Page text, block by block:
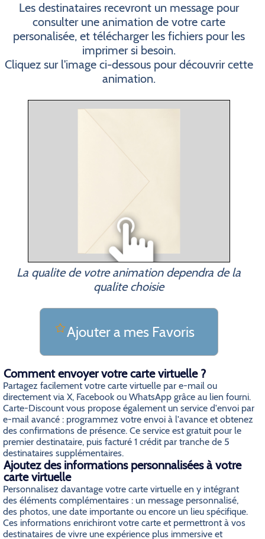
Les destinataires recevront un message pour
consulter une animation de votre carte
personalisée, et télécharger les fichiers pour les
imprimer si besoin.
Cliquez sur l'image ci-dessous pour découvrir cette
animation.
La qualite de votre animation dependra de la
qualite choisie
Ajouter a mes Favoris
Comment envoyer votre carte virtuelle ?
Partagez facilement votre carte virtuelle par e-mail ou
directement via X, Facebook ou WhatsApp grâce au lien fourni.
Carte-Discount vous propose également un service d'envoi par
e-mail avancé : programmez votre envoi à l'avance et obtenez
des confirmations de présence. Ce service est gratuit pour le
premier destinataire, puis facturé 1 crédit par tranche de 5
destinataires supplémentaires.
Ajoutez des informations personnalisées à votre
carte virtuelle
Personnalisez davantage votre carte virtuelle en y intégrant
des éléments complémentaires : un message personnalisé,
des photos, une date importante ou encore un lieu spécifique.
Ces informations enrichiront votre carte et permettront à vos
destinataires de vivre une expérience plus immersive et